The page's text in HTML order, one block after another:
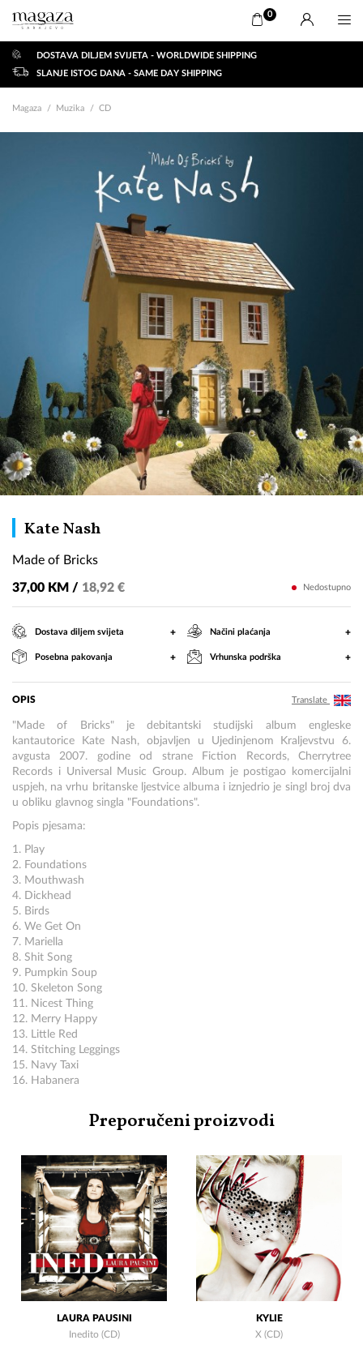
0
DOSTAVA DILJEM SVIJETA - WORLDWIDE SHIPPING
SLANJE ISTOG DANA - SAME DAY SHIPPING
Magaza Muzika CD
Kate NashMade
Made of Bricks
37,00 KM / 18,92 € Nedostupno
Dostava diljem svijeta + Načini plaćanja +
Posebna pakovanja + Vrhunska podrška +
OPIS Translate
"Made of Bricks" je debitantski studijski album engleske
kantautorice Kate Nash, objavljen u Ujedinjenom Kraljevstvu 6.
avgusta 2007. godine od strane Fiction Records, Cherrytree
Records i Universal Music Group. Album je postigao komercijalni
uspjeh, na vrhu britanske ljestvice albuma i iznjedrio je singl broj dva
u obliku glavnog singla "Foundations".
Popis pjesama:
1. Play
2. Foundations
3. Mouthwash
4. Dickhead
5. Birds
6. We Get On
7. Mariella
8. Shit Song
9. Pumpkin Soup
10. Skeleton Song
11. Nicest Thing
12. Merry Happy
13. Little Red
14. Stitching Leggings
15. Navy Taxi
16. Habanera
Preporučeni proizvodi
LAURA PAUSINI
Inedito (CD)
KYLIE
X (CD)